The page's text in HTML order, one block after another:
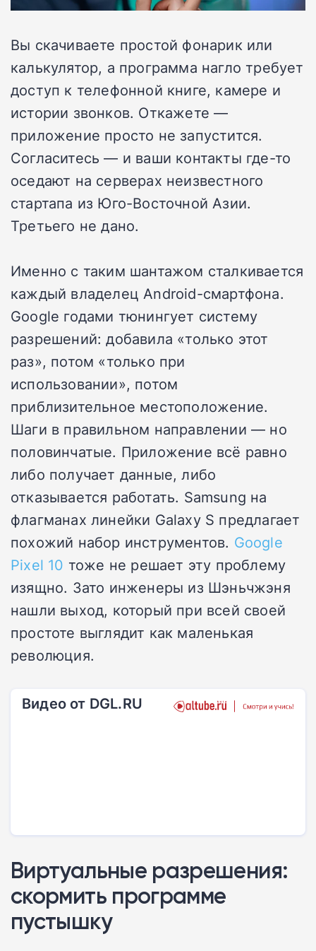
Вы скачиваете простой фонарик или
калькулятор, а программа нагло требует
доступ к телефонной книге, камере и
истории звонков. Откажете —
приложение просто не запустится.
Согласитесь — и ваши контакты где-то
оседают на серверах неизвестного
стартапа из Юго-Восточной Азии.
Третьего не дано.
Именно с таким шантажом сталкивается
каждый владелец Android-смартфона.
Google годами тюнингует систему
разрешений: добавила «только этот
раз», потом «только при
использовании», потом
приблизительное местоположение.
Шаги в правильном направлении — но
половинчатые. Приложение всё равно
либо получает данные, либо
отказывается работать. Samsung на
флагманах линейки Galaxy S предлагает
похожий набор инструментов. Google
Pixel 10 тоже не решает эту проблему
изящно. Зато инженеры из Шэньчжэня
нашли выход, который при всей своей
простоте выглядит как маленькая
революция.
Видео от DGL.RU
Виртуальные разрешения:
скормить программе
пустышку